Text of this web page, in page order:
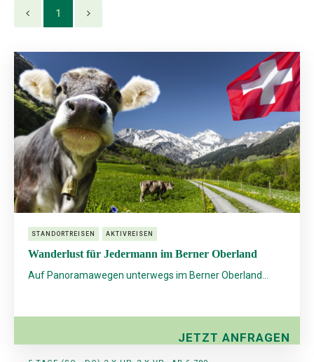
1
STANDORTREISEN AKTIVREISEN
Wanderlust für Jedermann im Berner Oberland
Auf Panoramawegen unterwegs im Berner Oberland...
JETZT ANFRAGEN